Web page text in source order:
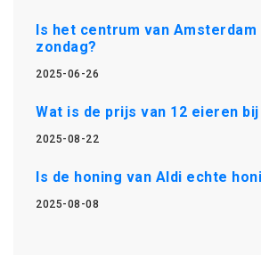
Is het centrum van Amsterdam
zondag?
2025-06-26
Wat is de prijs van 12 eieren bij
2025-08-22
Is de honing van Aldi echte
2025-08-08